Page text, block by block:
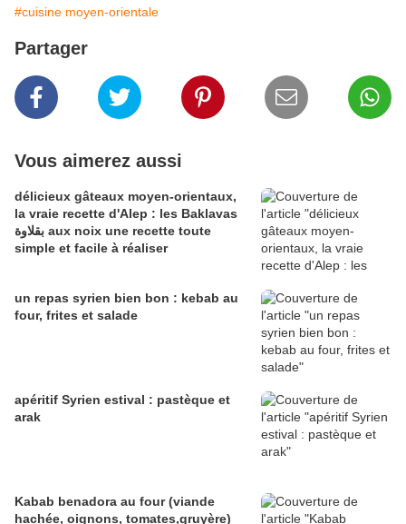
#cuisine moyen-orientale
Partager
Vous aimerez aussi
délicieux gâteaux moyen-orientaux,
la vraie recette d'Alep : les Baklavas
بقلاوة aux noix une recette toute
simple et facile à réaliser
un repas syrien bien bon : kebab au
four, frites et salade
apéritif Syrien estival : pastèque et
arak
Kabab benadora au four (viande
hachée, oignons, tomates,gruyère)